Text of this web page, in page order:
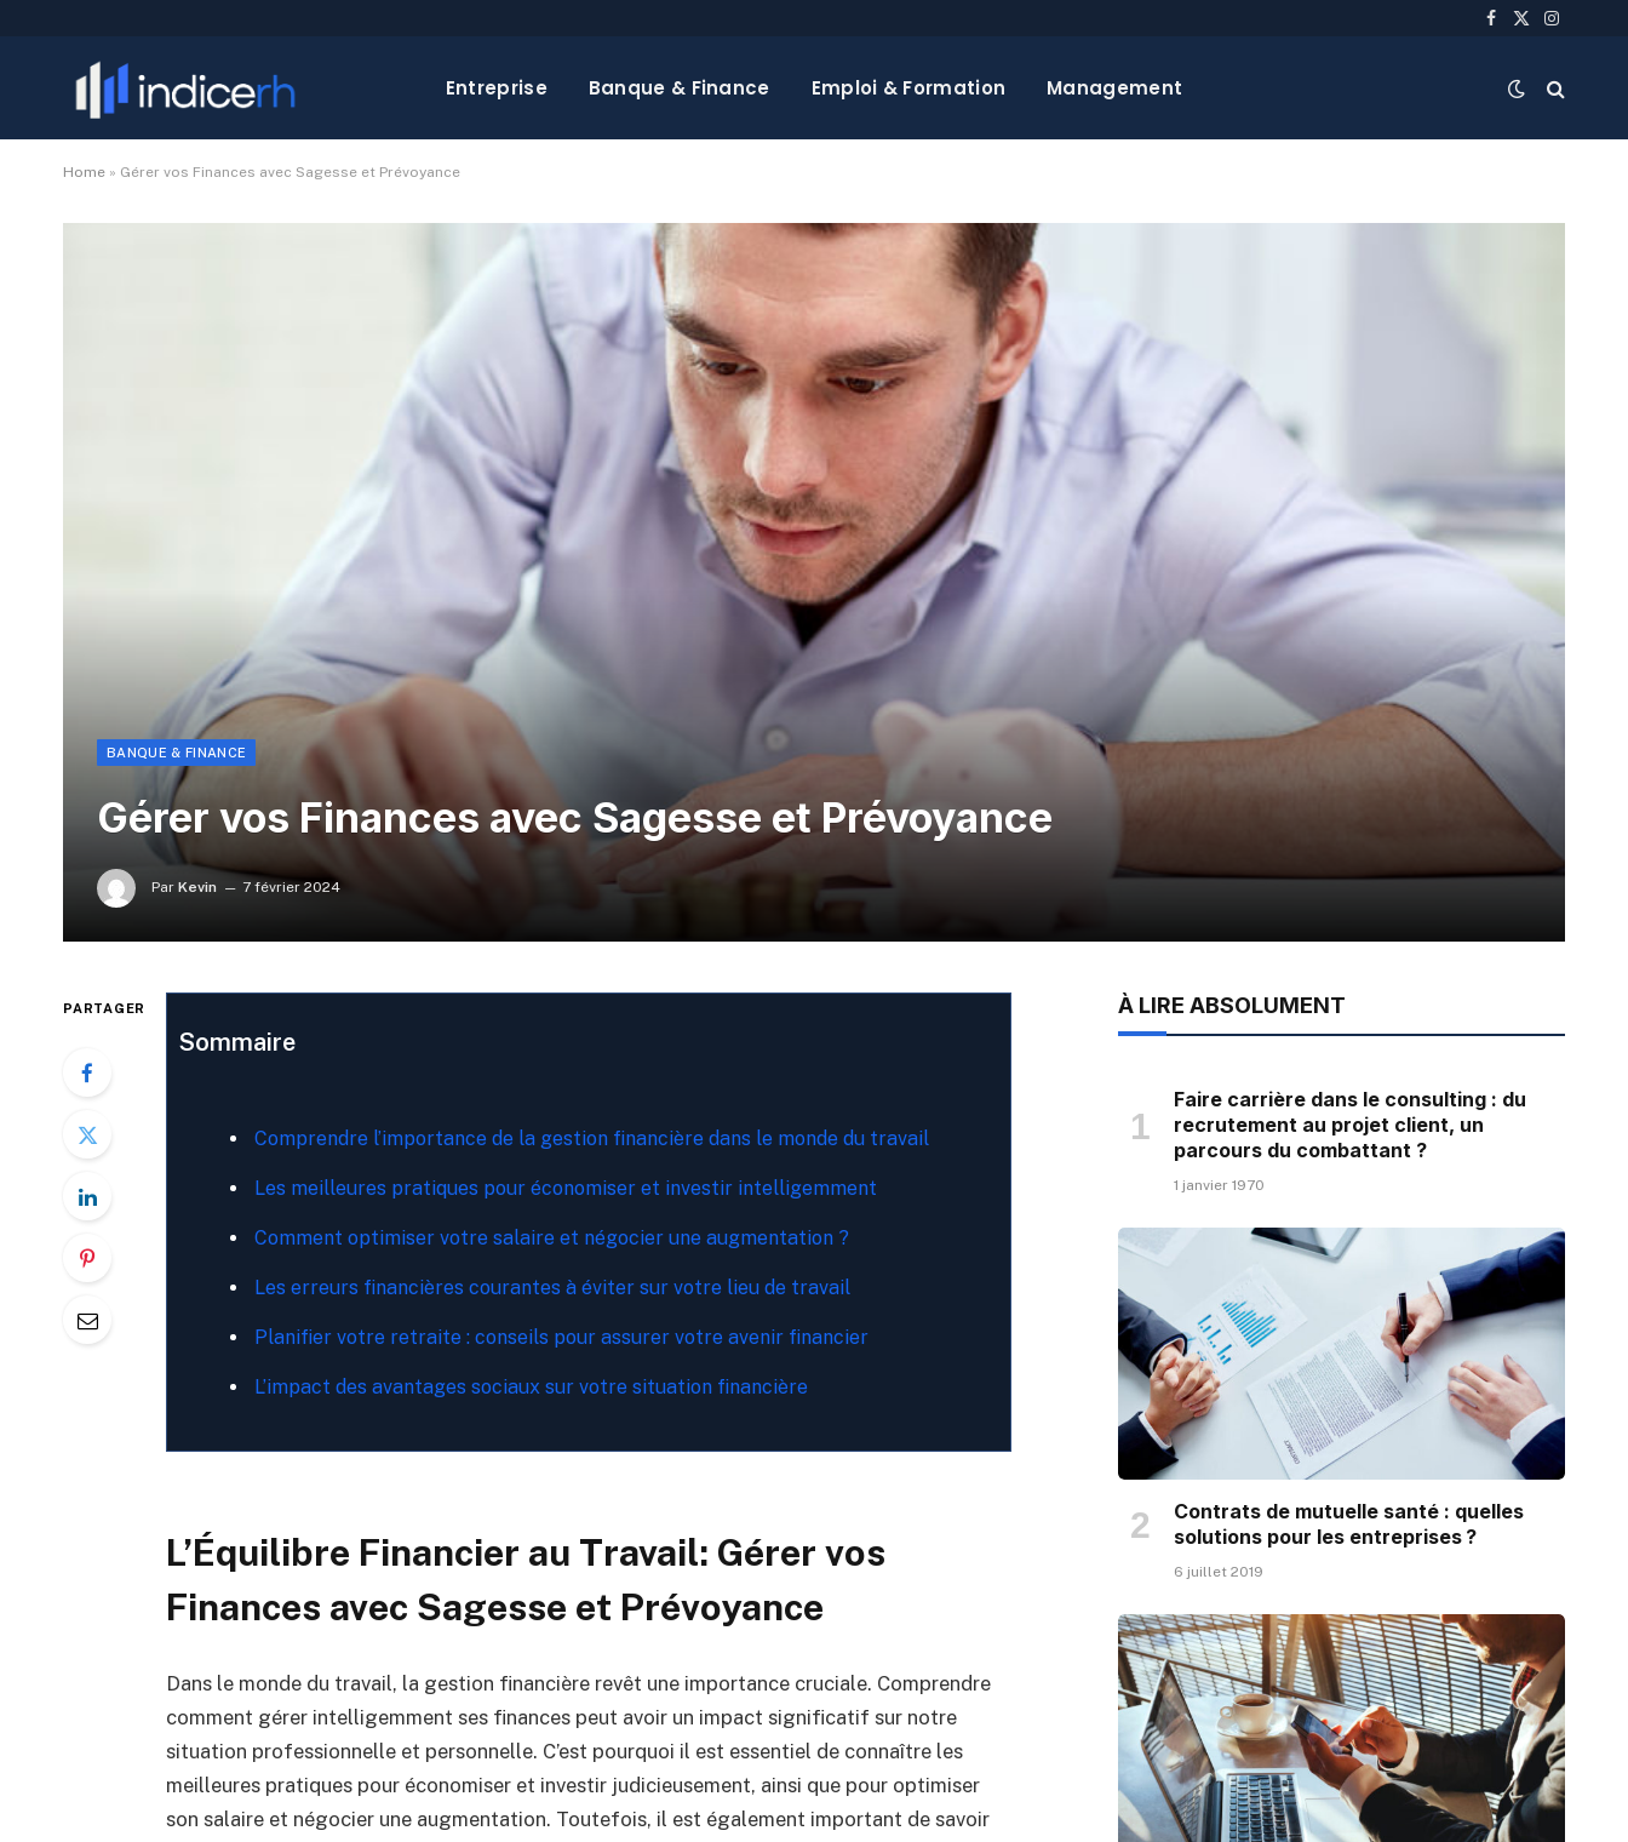
Facebook
X
Entreprise Banque & Finance Emploi & Formation Management
Home » Gérer vos Finances avec Sagesse et Prévoyance
BANQUE & FINANCE
Gérer vos Finances avec Sagesse et Prévoyance
Par Kevin 7 février 2024
PARTAGER
Sommaire
Comprendre l’importance de la gestion financière dans le monde du travail
Les meilleures pratiques pour économiser et investir intelligemment
Comment optimiser votre salaire et négocier une augmentation ?
Les erreurs financières courantes à éviter sur votre lieu de travail
Planifier votre retraite : conseils pour assurer votre avenir financier
L’impact des avantages sociaux sur votre situation financière
L’Équilibre Financier au Travail: Gérer vos
Finances avec Sagesse et Prévoyance
Dans le monde du travail, la gestion financière revêt une importance cruciale. Comprendre
comment gérer intelligemment ses finances peut avoir un impact significatif sur notre
situation professionnelle et personnelle. C’est pourquoi il est essentiel de connaître les
meilleures pratiques pour économiser et investir judicieusement, ainsi que pour optimiser
son salaire et négocier une augmentation. Toutefois, il est également important de savoir
À LIRE ABSOLUMENT
Faire carrière dans le consulting : du
recrutement au projet client, un
parcours du combattant ?
1 janvier 1970
Contrats de mutuelle santé : quelles
solutions pour les entreprises ?
6 juillet 2019